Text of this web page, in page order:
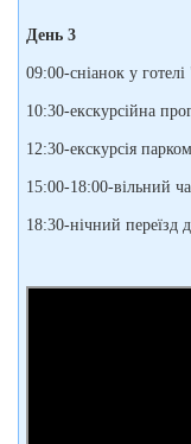
День 3
09:00-сніанок у
10:30-екскурсійна
12:30-екскурсія
15:00-18:00-вільний
18:30-нічний переїзд